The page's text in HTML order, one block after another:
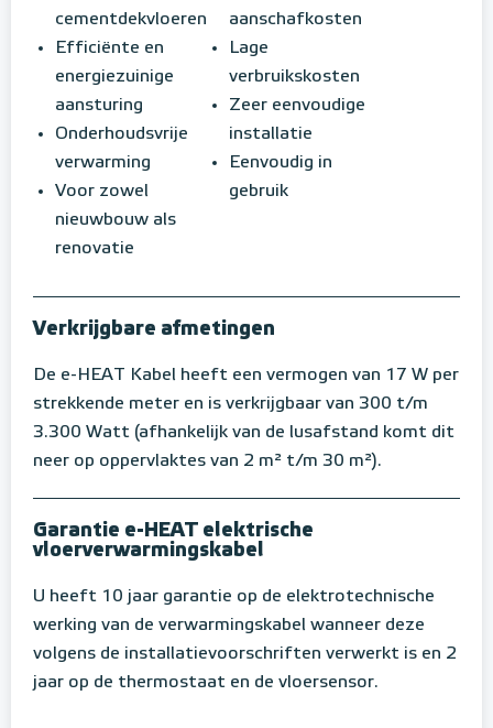
cementdekvloeren
Efficiënte en
energiezuinige
aansturing
Onderhoudsvrije
verwarming
Voor zowel
nieuwbouw als
renovatie
aanschafkosten
Lage
verbruikskosten
Zeer eenvoudige
installatie
Eenvoudig in
gebruik
Verkrijgbare afmetingen
De e-HEAT Kabel heeft een vermogen van 17 W per
strekkende meter en is verkrijgbaar van 300 t/m
3.300 Watt (afhankelijk van de lusafstand komt dit
neer op oppervlaktes van 2 m² t/m 30 m²).
Garantie e-HEAT elektrische
vloerverwarmingskabel
U heeft 10 jaar garantie op de elektrotechnische
werking van de verwarmingskabel wanneer deze
volgens de installatievoorschriften verwerkt is en 2
jaar op de thermostaat en de vloersensor.